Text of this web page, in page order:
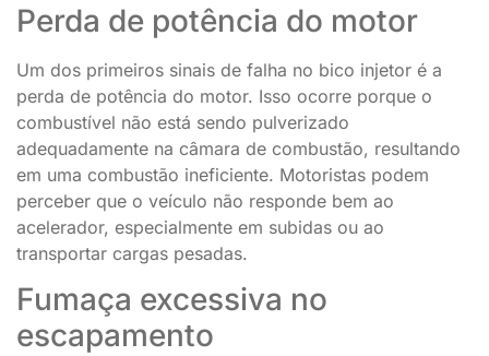
Perda de potência do motor
Um dos primeiros sinais de falha no bico injetor é a
perda de potência do motor. Isso ocorre porque o
combustível não está sendo pulverizado
adequadamente na câmara de combustão, resultando
em uma combustão ineficiente. Motoristas podem
perceber que o veículo não responde bem ao
acelerador, especialmente em subidas ou ao
transportar cargas pesadas.
Fumaça excessiva no
escapamento